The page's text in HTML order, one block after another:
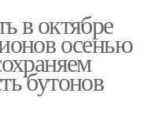
в октябре
осенью
бутонов